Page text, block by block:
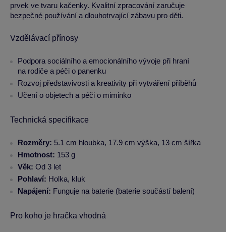
prvek ve tvaru kačenky. Kvalitní zpracování zaručuje
bezpečné používání a dlouhotrvající zábavu pro děti.
Vzdělávací přínosy
Podpora sociálního a emocionálního vývoje při hraní
na rodiče a péči o panenku
Rozvoj představivosti a kreativity při vytváření příběhů
Učení o objetech a péči o miminko
Technická specifikace
Rozměry: 5.1 cm hloubka, 17.9 cm výška, 13 cm šířka
Hmotnost: 153 g
Věk: Od 3 let
Pohlaví: Holka, kluk
Napájení: Funguje na baterie (baterie součástí balení)
Pro koho je hračka vhodná